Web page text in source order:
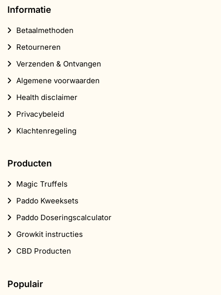
Informatie
Betaalmethoden
Retourneren
Verzenden & Ontvangen
Algemene voorwaarden
Health disclaimer
Privacybeleid
Klachtenregeling
Producten
Magic Truffels
Paddo Kweeksets
Paddo Doseringscalculator
Growkit instructies
CBD Producten
Populair